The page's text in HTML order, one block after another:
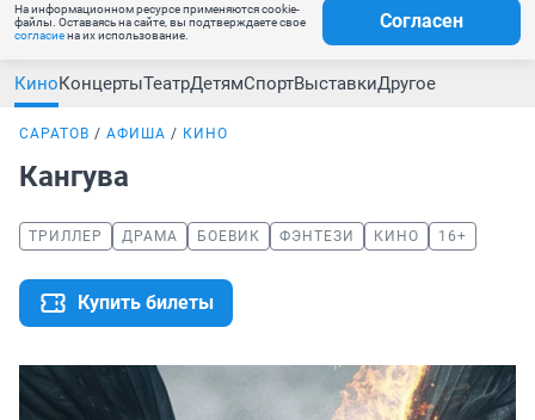
На информационном ресурсе применяются cookie-
файлы. Оставаясь на сайте, вы подтверждаете свое
согласиена их использование.
Согласен
КиноКонцертыТеатрДетямСпортВыставкиДругое
САРАТОВ АФИША КИНО
Кангува
ТРИЛЛЕР ДРАМА БОЕВИК ФЭНТЕЗИ КИНО 16+
Купить билеты